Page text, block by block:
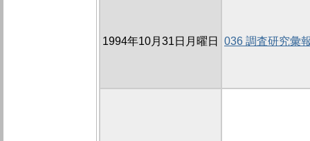
1994年10月31日月曜日 036 調査研究彙